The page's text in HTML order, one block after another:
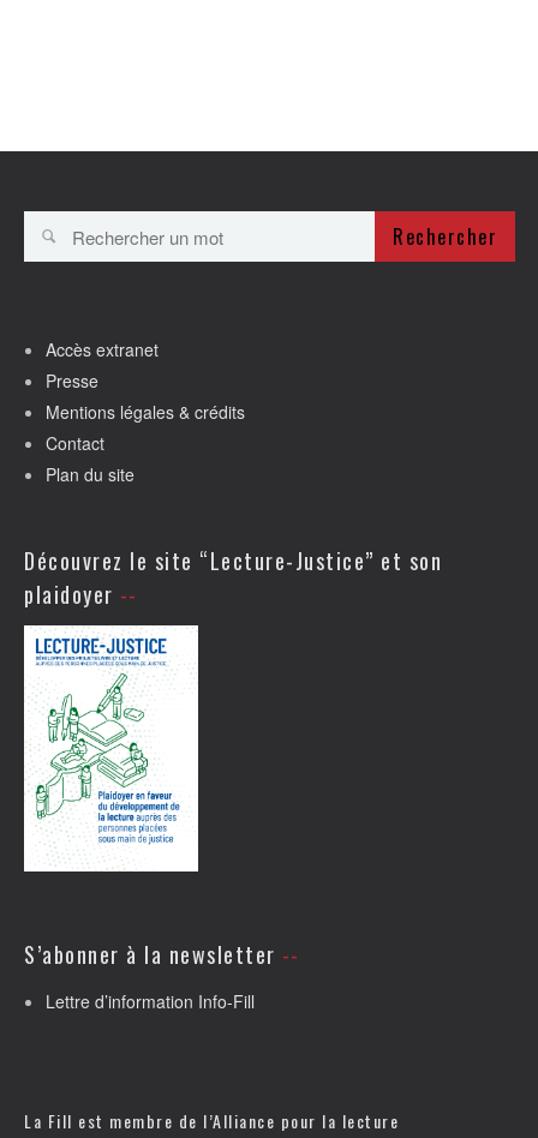
Rechercher
Accès extranet
Presse
Mentions légales & crédits
Contact
Plan du site
Découvrez le site “Lecture-Justice” et son
plaidoyer
S’abonner à la newsletter
Lettre d’information Info-Fill
La Fill est membre de l’Alliance pour la lecture